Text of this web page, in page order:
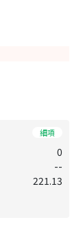
細項
0
--
221.13